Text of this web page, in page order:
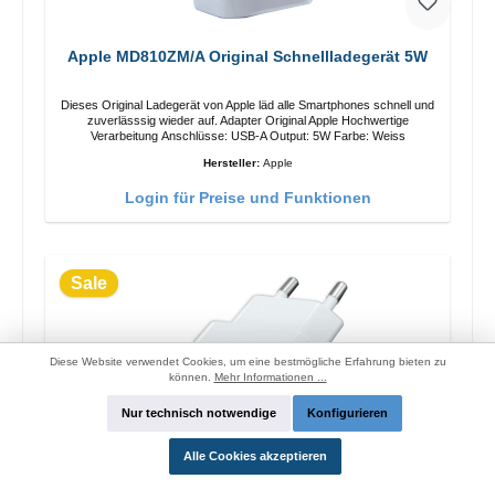
Apple MD810ZM/A Original Schnellladegerät 5W
Dieses Original Ladegerät von Apple läd alle Smartphones schnell und
zuverlässsig wieder auf. Adapter Original Apple Hochwertige
Verarbeitung Anschlüsse: USB-A Output: 5W Farbe: Weiss
Hersteller: Apple
Login für Preise und Funktionen
Sale
Diese Website verwendet Cookies, um eine bestmögliche Erfahrung bieten zu
können. Mehr Informationen ...
Nur technisch notwendige Konfigurieren
Alle Cookies akzeptieren